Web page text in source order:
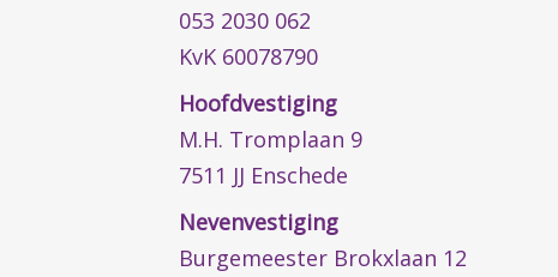
053 2030 062
KvK 60078790
Hoofdvestiging
M.H. Tromplaan 9
7511 JJ Enschede
Nevenvestiging
Burgemeester Brokxlaan 12